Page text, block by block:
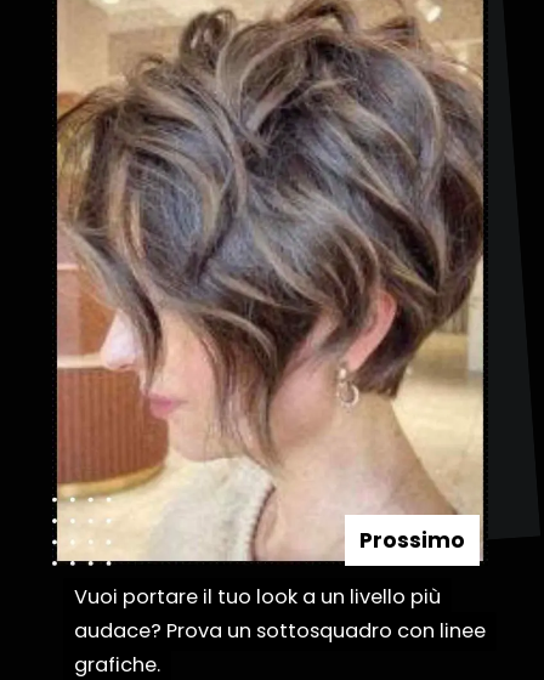
Vuoi portare il tuo look a un livello più
audace? Prova un sottosquadro con linee
grafiche.
Vuoi portare il tuo look a un livello più
audace? Prova un sottosquadro con linee
grafiche.
Prossimo